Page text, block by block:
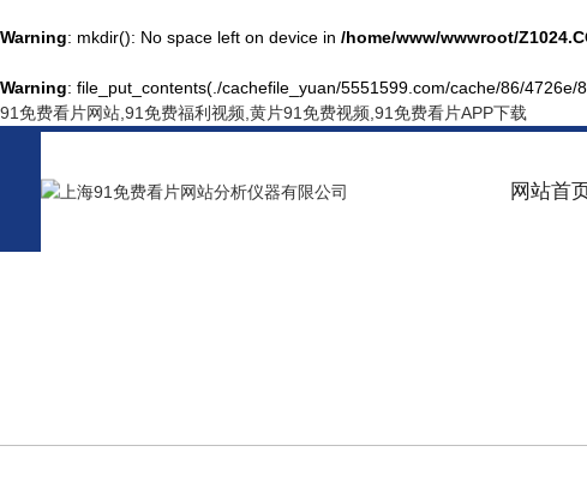
Warning: mkdir(): No space left on device in /home/www/wwwroot/
Warning: file_put_contents(./cachefile_yuan/5551599.com/cache/86/
91免费看片网站,91免费福利视频,黄片91免费视频,91免费看片APP下载
网站首